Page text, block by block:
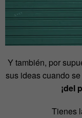
Y también, por
sus ideas cuando
¡del
Tienes